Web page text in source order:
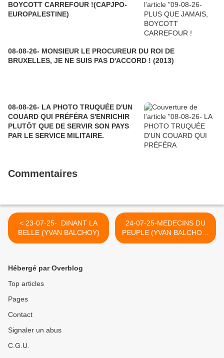
BOYCOTT CARREFOUR !(CAPJPO-
EUROPALESTINE)
08-08-26- MONSIEUR LE PROCUREUR DU ROI DE
BRUXELLES, JE NE SUIS PAS D'ACCORD ! (2013)
08-08-26- LA PHOTO TRUQUÉE D'UN
COUARD QUI PRÉFÉRA S'ENRICHIR
PLUTÔT QUE DE SERVIR SON PAYS
PAR LE SERVICE MILITAIRE.
Commentaires
< 23-07-25- DINANT LA
BELLE (YVAN BALCHOY)
24-07-25-MEDECINS DU
PEUPLE (YVAN BALCHOY)
>
Hébergé par Overblog
Top articles
Pages
Contact
Signaler un abus
C.G.U.